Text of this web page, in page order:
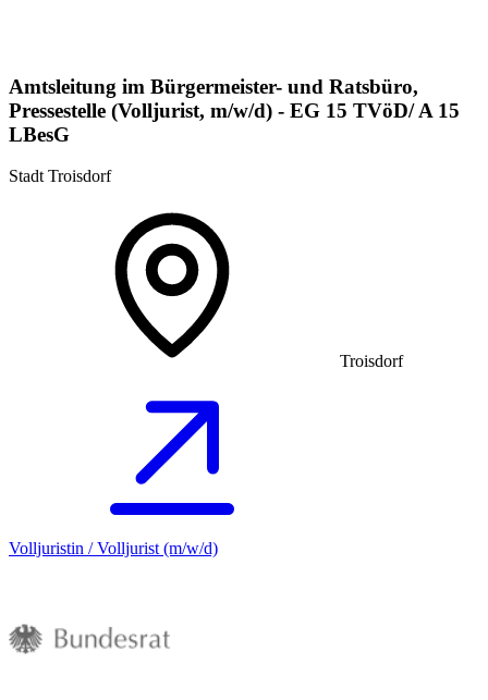
Amtsleitung im Bürgermeister- und Ratsbüro,
Pressestelle (Volljurist, m/w/d) - EG 15 TVöD/ A 15
LBesG
Stadt Troisdorf
Troisdorf
Volljuristin / Volljurist (m/w/d)